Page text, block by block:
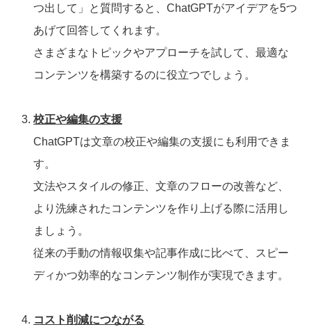
つ出して」と質問すると、ChatGPTがアイデアを5つ
あげて回答してくれます。
さまざまなトピックやアプローチを試して、最適な
コンテンツを構築するのに役立つでしょう。
校正や編集の支援
ChatGPTは文章の校正や編集の支援にも利用できま
す。
文法やスタイルの修正、文章のフローの改善など、
より洗練されたコンテンツを作り上げる際に活用し
ましょう。
従来の手動の情報収集や記事作成に比べて、スピー
ディかつ効率的なコンテンツ制作が実現できます。
コスト削減につながる